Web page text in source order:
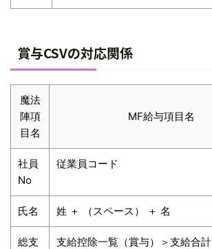
賞与CSVの対応関係
魔法
陣項
目名
MF給与項目名
社員
No
従業員コード
氏名 姓 ＋ （スペース） ＋ 名
総支
支給控除一覧（賞与）＞支給合計